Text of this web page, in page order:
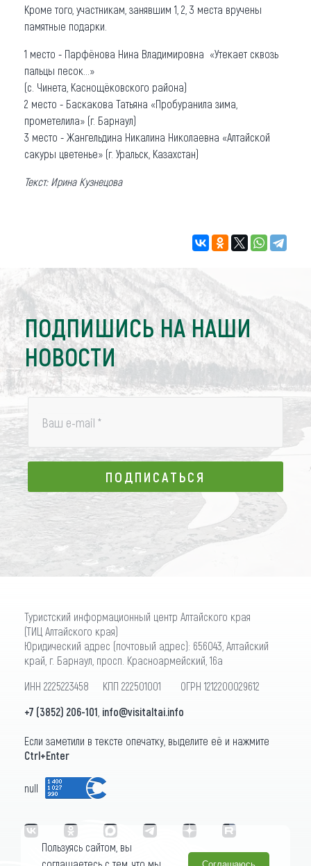
Кроме того, участникам, занявшим 1, 2, 3 места вручены
памятные подарки.
1 место - Парфёнова Нина Владимировна «Утекает сквозь
пальцы песок…»
(с. Чинета, Каснощёковского района)
2 место - Баскакова Татьяна «Пробуранила зима,
прометелила» (г. Барнаул)
3 место - Жангельдина Никалина Николаевна «Алтайской
сакуры цветенье» (г. Уральск, Казахстан)
Текст: Ирина Кузнецова
ПОДПИШИСЬ НА НАШИ
НОВОСТИ
Ваш e-mail *
ПОДПИСАТЬСЯ
ПОДПИСАТЬСЯ
Туристский информационный центр Алтайского края
(ТИЦ Алтайского края)
Юридический адрес (почтовый адрес): 656043, Алтайский
край, г. Барнаул, просп. Красноармейский, 16а
ИНН 2225223458 КПП 222501001 ОГРН 1212200029612
+7 (3852) 206-101 info@visitaltai.info
Если заметили в тексте опечатку, выделите её и нажмите
Ctrl+Enter
null
Пользуясь сайтом, вы
Соглашаюсь